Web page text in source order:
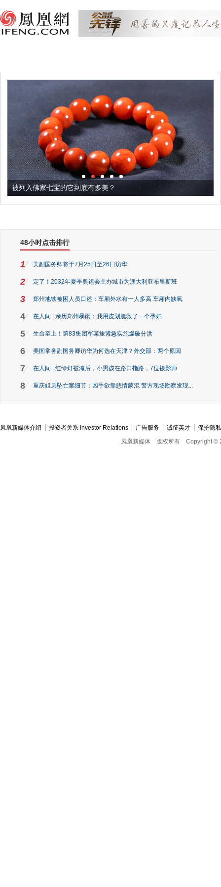
被列入佛家七宝的它到底有多美？
48小时点击排行
1 美副国务卿将于7月25日至26日访华
2 定了！2032年夏季奥运会主办城市为澳大利亚布里斯班
3 郑州地铁被困人员口述：车厢外水有一人多高 车厢内缺氧
4 在人间 | 亲历郑州暴雨：我用皮划艇救了一个孕妇
5 生命至上！第83集团军某旅紧急实施爆破分洪
6 美国常务副国务卿访华为何选在天津？外交部：两个原因
7 在人间 | 红绿灯被淹后，小男孩在路口指路，7位摄影师...
8 重庆姐弟坠亡案细节：凶手欲靠悲情蒙混 警方现场勘察发现...
凤凰新媒体介绍 投资者关系 Investor Relations 广告服务 诚征英才
保护隐
凤凰新媒体
版权所有 Copyright ©